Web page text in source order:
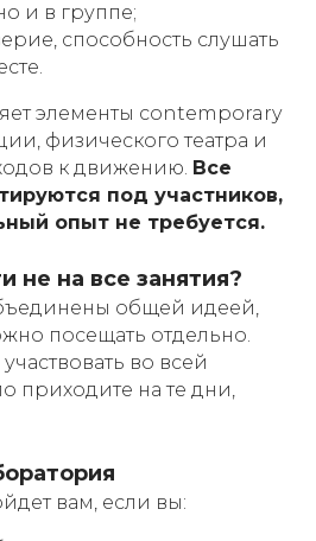
и в группе;
способность слушать
элементы contemporary
физического театра и
к движению. Все
под участников,
опыт не требуется.
не на все занятия?
общей идеей,
посещать отдельно.
во всей
приходите на те дни,
вам, если вы: